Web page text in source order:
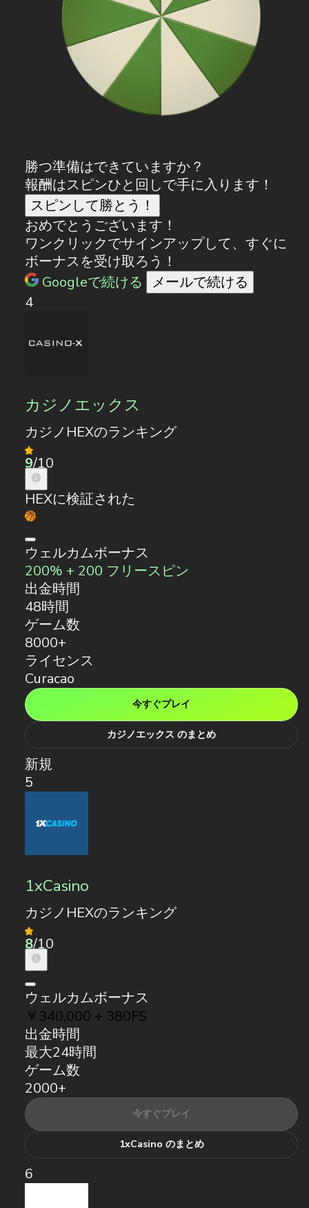
勝つ準備はできていますか？
報酬はスピンひと回しで手に入ります！
スピンして勝とう！
おめでとうございます！
ワンクリックでサインアップして、すぐに
ボーナスを受け取ろう！
Googleで続ける
メールで続ける
4
カジノエックス
カジノHEXのランキング
9/10
HEXに検証された
ウェルカムボーナス
200% + 200 フリースピン
出金時間
48時間
ゲーム数
8000+
ライセンス
Curacao
今すぐプレイ
カジノエックス のまとめ
新規
5
1xCasino
カジノHEXのランキング
8/10
ウェルカムボーナス
￥340,000 + 380FS
出金時間
最大24時間
ゲーム数
2000+
今すぐプレイ
1xCasino のまとめ
6